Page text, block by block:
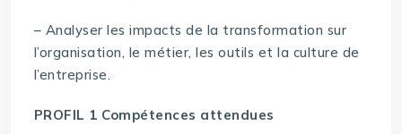
– Analyser les impacts de la transformation sur
l’organisation, le métier, les outils et la culture de
l’entreprise.
PROFIL 1 Compétences attendues